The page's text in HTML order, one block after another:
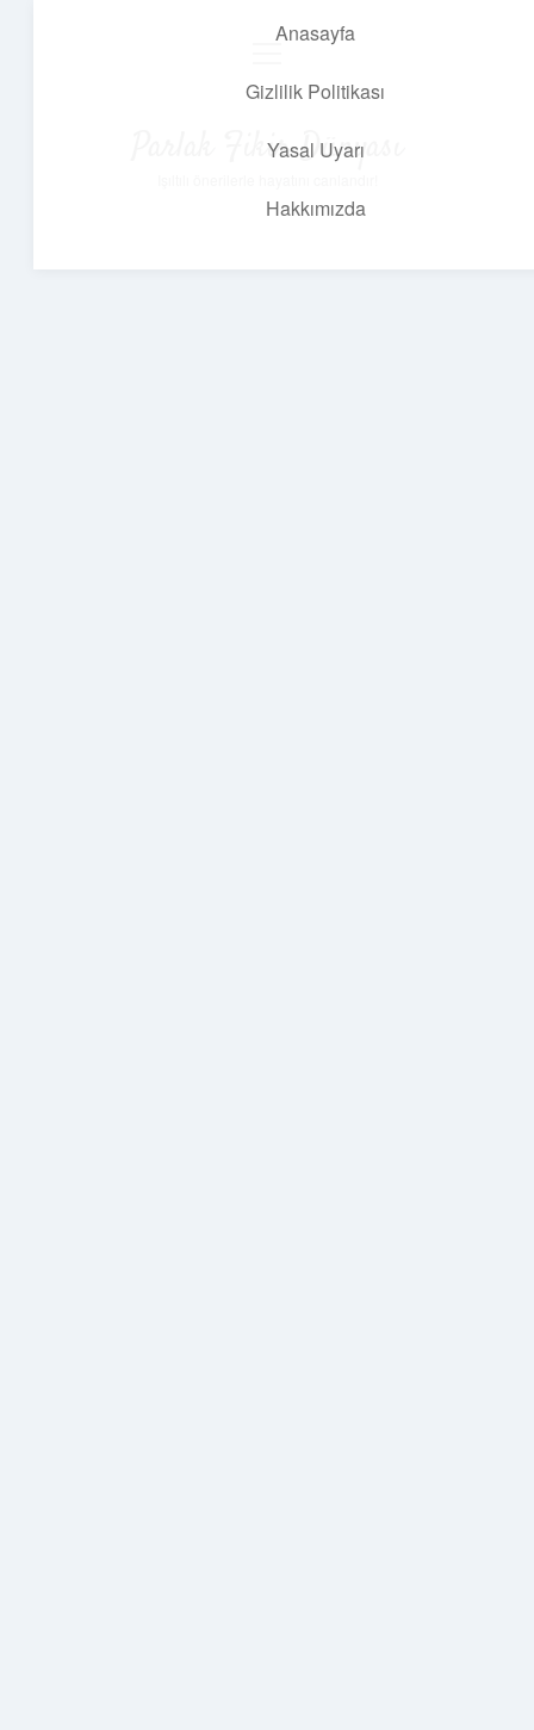
Anasayfa
Gizlilik Politikası
Yasal Uyarı
Hakkımızda
Parlak Fikir Dünyası